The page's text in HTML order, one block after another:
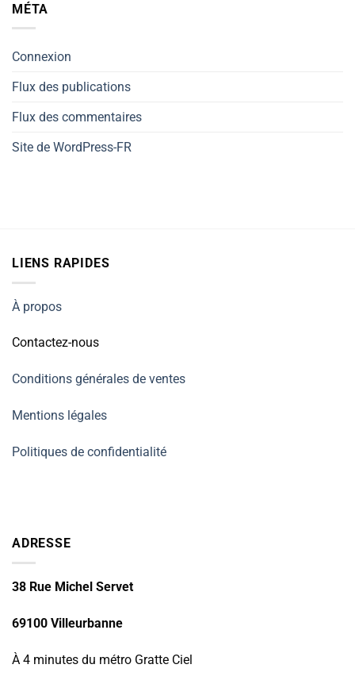
MÉTA
Connexion
Flux des publications
Flux des commentaires
Site de WordPress-FR
LIENS RAPIDES
À propos
Contactez-nous
Conditions générales de ventes
Mentions légales
Politiques de confidentialité
ADRESSE
38 Rue Michel Servet
69100 Villeurbanne
À 4 minutes du métro Gratte Ciel